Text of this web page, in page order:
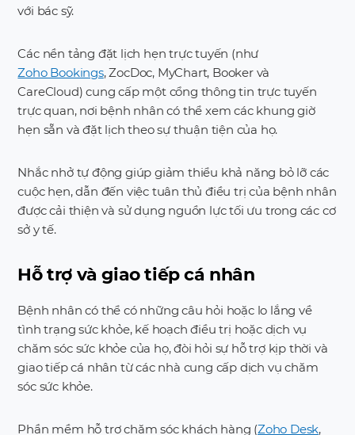
với bác sỹ.
Các nền tảng đặt lịch hẹn trực tuyến (như
Zoho Bookings, ZocDoc, MyChart, Booker và
CareCloud) cung cấp một cổng thông tin trực tuyến
trực quan, nơi bệnh nhân có thể xem các khung giờ
hẹn sẵn và đặt lịch theo sự thuận tiện của họ.
Nhắc nhở tự động giúp giảm thiểu khả năng bỏ lỡ các
cuộc hẹn, dẫn đến việc tuân thủ điều trị của bệnh nhân
được cải thiện và sử dụng nguồn lực tối ưu trong các cơ
sở y tế.
Hỗ trợ và giao tiếp cá nhân
Bệnh nhân có thể có những câu hỏi hoặc lo lắng về
tình trạng sức khỏe, kế hoạch điều trị hoặc dịch vụ
chăm sóc sức khỏe của họ, đòi hỏi sự hỗ trợ kịp thời và
giao tiếp cá nhân từ các nhà cung cấp dịch vụ chăm
sóc sức khỏe.
Phần mềm hỗ trợ chăm sóc khách hàng (Zoho Desk,